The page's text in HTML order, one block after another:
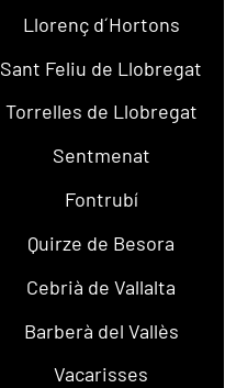
Llorenç d´Hortons
Sant Feliu de Llobregat
Torrelles de Llobregat
Sentmenat
Fontrubí
Quirze de Besora
Cebrià de Vallalta
Barberà del Vallès
Vacarisses